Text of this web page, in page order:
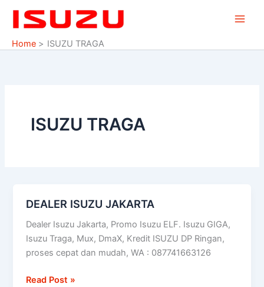
Home
ISUZU TRAGA
ISUZU TRAGA
DEALER ISUZU JAKARTA
Dealer Isuzu Jakarta, Promo Isuzu ELF. Isuzu GIGA,
Isuzu Traga, Mux, DmaX, Kredit ISUZU DP Ringan,
proses cepat dan mudah, WA : 087741663126
DEALER
Read Post »